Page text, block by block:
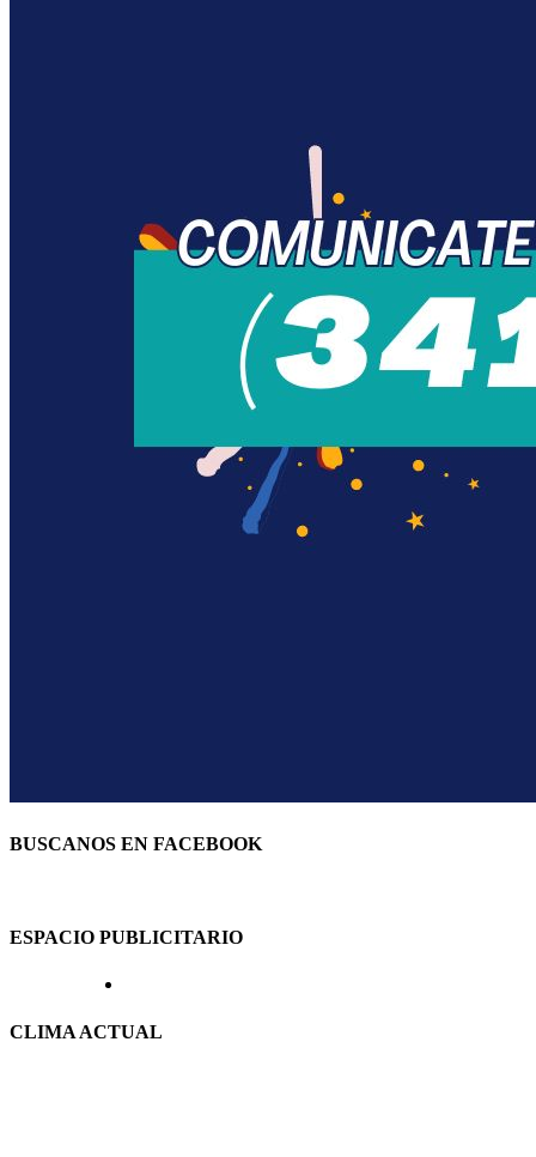
BUSCANOS EN FACEBOOK
ESPACIO PUBLICITARIO
CLIMA ACTUAL